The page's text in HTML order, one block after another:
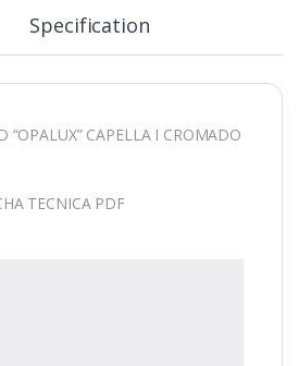
Specification
“OPALUX” CAPELLA I CROMADO
TECNICA PDF